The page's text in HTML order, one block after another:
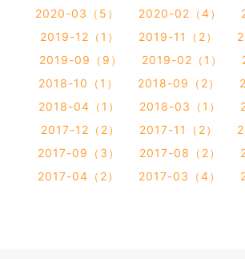
2020-03（5）
2020-02（4）
2019-12（1）
2019-11（2）
2019-09（9）
2019-02（1）
2018-10（1）
2018-09（2）
2018-04（1）
2018-03（1）
2017-12（2）
2017-11（2）
2017-09（3）
2017-08（2）
2017-04（2）
2017-03（4）